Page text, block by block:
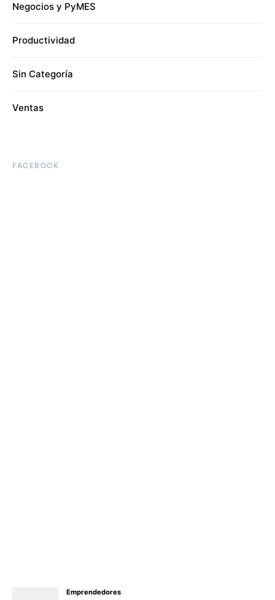
Negocios y PyMES
Productividad
Sin Categoría
Ventas
FACEBOOK